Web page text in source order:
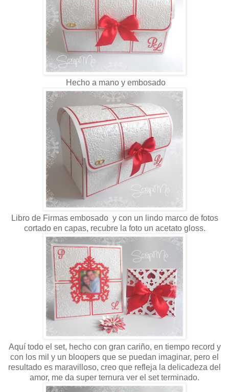
Hecho a mano y embosado
Libro de Firmas embosado y con un lindo marco de fotos
cortado en capas, recubre la foto un acetato gloss.
Aquí todo el set, hecho con gran cariño, en tiempo record y
con los mil y un bloopers que se puedan imaginar, pero el
resultado es maravilloso, creo que refleja la delicadeza del
amor, me da super ternura ver el set terminado.